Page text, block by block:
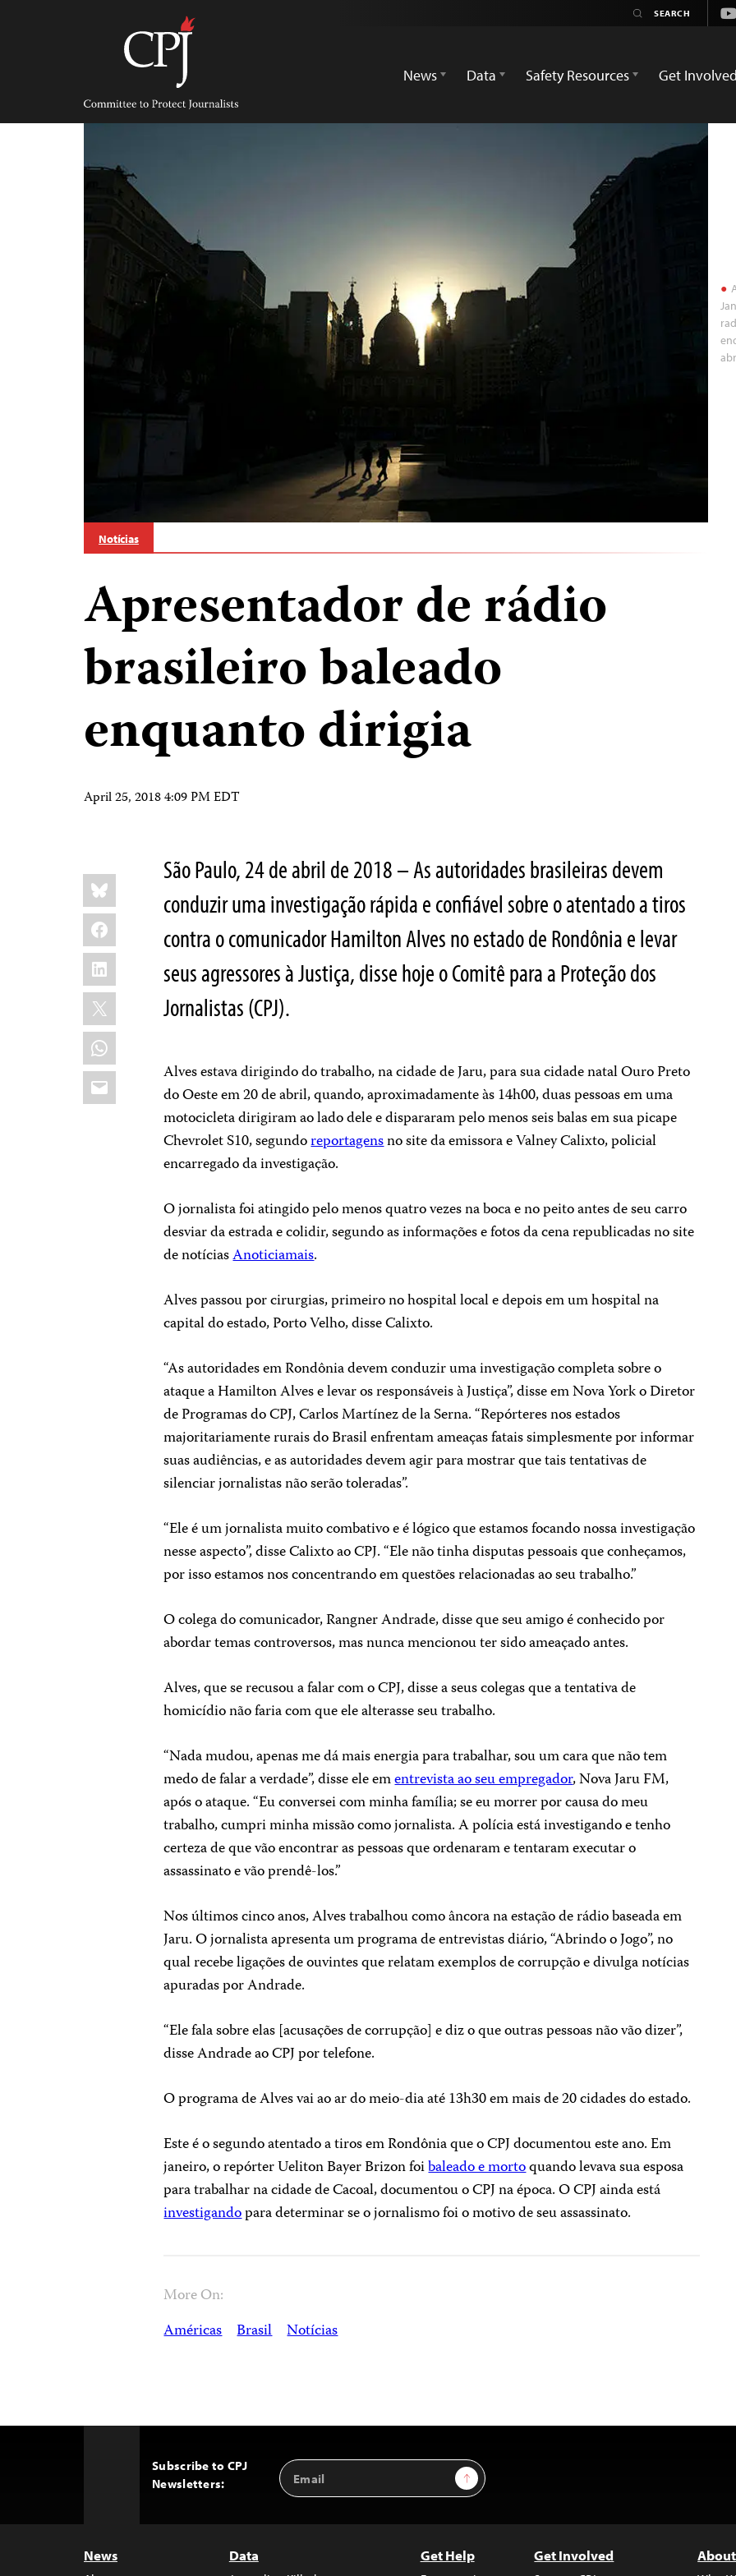
Committee
Protect
Journalists
News
Data Safety Resources Get Involved
Notícias
Apresentador de rádio
brasileiro baleado
enquanto dirigia
April 25, 2018 4:09 PM EDT
Share
this:
Bluesky
Facebook
LinkedIn
X
WhatsApp
Email
São Paulo, 24 de abril de 2018 – As autoridades brasileiras devem
conduzir uma investigação rápida e confiável sobre o atentado a tiros
contra o comunicador Hamilton Alves no estado de Rondônia e levar
seus agressores à Justiça, disse hoje o Comitê para a Proteção dos
Jornalistas (CPJ).
Alves estava dirigindo do trabalho, na cidade de Jaru, para sua cidade natal Ouro Preto
do Oeste em 20 de abril, quando, aproximadamente às 14h00, duas pessoas em uma
motocicleta dirigiram ao lado dele e dispararam pelo menos seis balas em sua picape
Chevrolet S10, segundoreportagensno site da emissora e Valney Calixto, policial
encarregado da investigação.
O jornalista foi atingido pelo menos quatro vezes na boca e no peito antes de seu carro
desviar da estrada e colidir, segundo as informações e fotos da cena republicadas no site
de notíciasAnoticiamais.
Alves passou por cirurgias, primeiro no hospital local e depois em um hospital na
capital do estado, Porto Velho, disse Calixto.
“As autoridades em Rondônia devem conduzir uma investigação completa sobre o
ataque a Hamilton Alves e levar os responsáveis ​​à Justiça”, disse em Nova York o Diretor
de Programas do CPJ, Carlos Martínez de la Serna. “Repórteres nos estados
majoritariamente rurais do Brasil enfrentam ameaças fatais simplesmente por informar
suas audiências, e as autoridades devem agir para mostrar que tais tentativas de
silenciar jornalistas não serão toleradas”.
“Ele é um jornalista muito combativo e é lógico que estamos focando nossa investigação
nesse aspecto”, disse Calixto ao CPJ. “Ele não tinha disputas pessoais que conheçamos,
por isso estamos nos concentrando em questões relacionadas ao seu trabalho.”
O colega do comunicador, Rangner Andrade, disse que seu amigo é conhecido por
abordar temas controversos, mas nunca mencionou ter sido ameaçado antes.
Alves, que se recusou a falar com o CPJ, disse a seus colegas que a tentativa de
homicídio não faria com que ele alterasse seu trabalho.
“Nada mudou, apenas me dá mais energia para trabalhar, sou um cara que não tem
medo de falar a verdade”, disse ele ementrevista ao seu empregador, Nova Jaru FM,
após o ataque. “Eu conversei com minha família; se eu morrer por causa do meu
trabalho, cumpri minha missão como jornalista. A polícia está investigando e tenho
certeza de que vão encontrar as pessoas que ordenaram e tentaram executar o
assassinato e vão prendê-los.”
Nos últimos cinco anos, Alves trabalhou como âncora na estação de rádio baseada em
Jaru. O jornalista apresenta um programa de entrevistas diário, “Abrindo o Jogo”, no
qual recebe ligações de ouvintes que relatam exemplos de corrupção e divulga notícias
apuradas por Andrade.
“Ele fala sobre elas [acusações de corrupção] e diz o que outras pessoas não vão dizer”,
disse Andrade ao CPJ por telefone.
O programa de Alves vai ao ar do meio-dia até 13h30 em mais de 20 cidades do estado.
Este é o segundo atentado a tiros em Rondônia que o CPJ documentou este ano. Em
janeiro, o repórter Ueliton Bayer Brizon foibaleado e mortoquando levava sua esposa
para trabalhar na cidade de Cacoal, documentou o CPJ na época. O CPJ ainda está
investigandopara determinar se o jornalismo foi o motivo de seu assassinato.
More On:
Américas Brasil Notícias
Subscribe to CPJ
Newsletters:
Email
Address
Sign Up
News Data Get Help Get Involved